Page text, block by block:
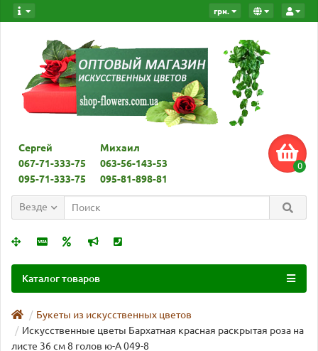
грн.
Сергей
067-71-333-75
095-71-333-75
Михаил
063-56-143-53
095-81-898-81
0
Везде
Каталог товаров
Букеты из искусственных цветов
Искусственные цветы Бархатная красная раскрытая роза на
листе 36 см 8 голов ю-А 049-8